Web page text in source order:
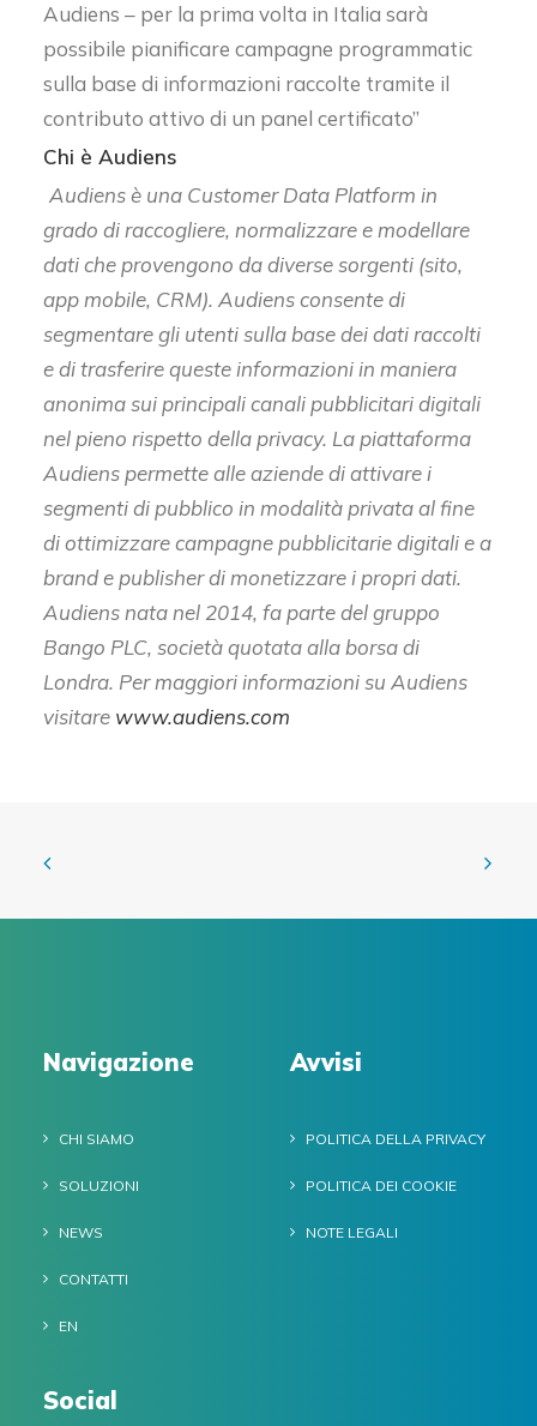
Audiens – per la prima volta in Italia sarà
possibile pianificare campagne programmatic
sulla base di informazioni raccolte tramite il
contributo attivo di un panel certificato”
Chi è Audiens
Audiens è una Customer Data Platform in
grado di raccogliere, normalizzare e modellare
dati che provengono da diverse sorgenti (sito,
app mobile, CRM). Audiens consente di
segmentare gli utenti sulla base dei dati raccolti
e di trasferire queste informazioni in maniera
anonima sui principali canali pubblicitari digitali
nel pieno rispetto della privacy. La piattaforma
Audiens permette alle aziende di attivare i
segmenti di pubblico in modalità privata al fine
di ottimizzare campagne pubblicitarie digitali e a
brand e publisher di monetizzare i propri dati.
Audiens nata nel 2014, fa parte del gruppo
Bango PLC, società quotata alla borsa di
Londra. Per maggiori informazioni su Audiens
visitare www.audiens.com
Navigazione
CHI SIAMO
SOLUZIONI
NEWS
CONTATTI
EN
Avvisi
POLITICA DELLA PRIVACY
POLITICA DEI COOKIE
NOTE LEGALI
Social